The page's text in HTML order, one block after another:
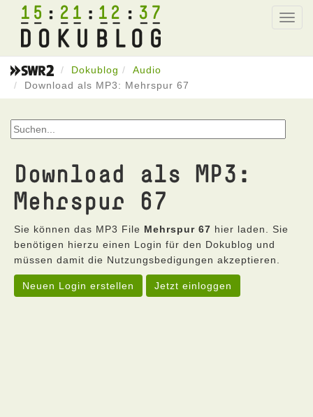
15 21 12 37
Dokublog
Audio
Download als MP3: Mehrspur 67
Download als MP3:
Mehrspur 67
Sie können das MP3 File Mehrspur 67 hier laden. Sie
benötigen hierzu einen Login für den Dokublog und
müssen damit die Nutzungsbedigungen akzeptieren.
Neuen Login erstellen Jetzt einloggen